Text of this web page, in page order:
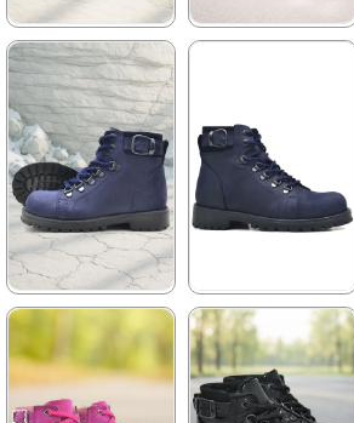
★ ★ ★ ★ ★
2.259,90 ₺
3.879,90 ₺
%42İndirim
Ücretsiz
Kargo
4.629,90 ₺
%42İndirim
Ücretsiz
Kargo
★
2.259,90 ₺
3.879,90 ₺
★ ★ ★
2.699,90 ₺
4.629,90 ₺